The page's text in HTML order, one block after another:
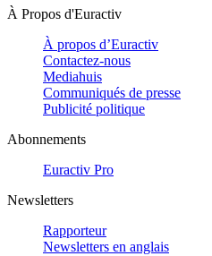
À Propos d'Euractiv
À propos d’Euractiv
Contactez-nous
Mediahuis
Communiqués de presse
Publicité politique
Abonnements
Euractiv Pro
Newsletters
Rapporteur
Newsletters en anglais